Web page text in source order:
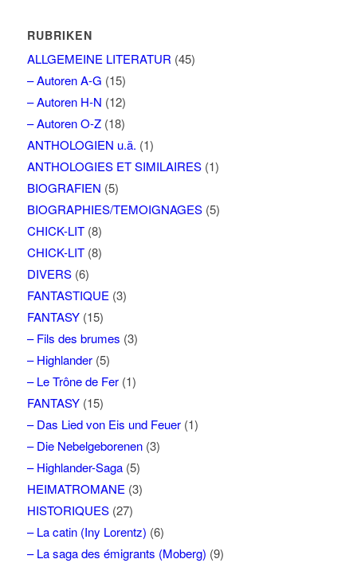
RUBRIKEN
ALLGEMEINE LITERATUR (45)
– Autoren A-G (15)
– Autoren H-N (12)
– Autoren O-Z(18)
ANTHOLOGIEN u.ä. (1)
ANTHOLOGIES ET SIMILAIRES(1)
BIOGRAFIEN (5)
BIOGRAPHIES/TEMOIGNAGES(5)
CHICK-LIT(8)
CHICK-LIT(8)
DIVERS(6)
FANTASTIQUE(3)
FANTASY(15)
– Fils des brumes (3)
– Highlander(5)
– Le Trône de Fer(1)
FANTASY(15)
– Das Lied von Eis und Feuer(1)
– Die Nebelgeborenen(3)
– Highlander-Saga(5)
HEIMATROMANE(3)
HISTORIQUES(27)
– La catin (Iny Lorentz) (6)
– La saga des émigrants (Moberg) (9)